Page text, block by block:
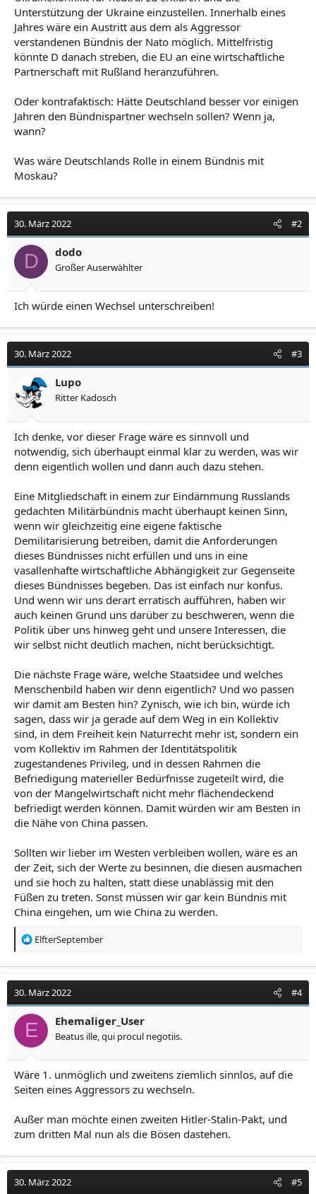
Unterstützung der Ukraine einzustellen. Innerhalb eines
Jahres wäre ein Austritt aus dem als Aggressor
verstandenen Bündnis der Nato möglich. Mittelfristig
könnte D danach streben, die EU an eine wirtschaftliche
Partnerschaft mit Rußland heranzuführen.
Oder kontrafaktisch: Hätte Deutschland besser vor einigen
Jahren den Bündnispartner wechseln sollen? Wenn ja,
wann?
Was wäre Deutschlands Rolle in einem Bündnis mit
Moskau?
30. März 2022 #2
D dodo
Großer Auserwählter
Ich würde einen Wechsel unterschreiben!
30. März 2022 #3
Lupo
Ritter Kadosch
Ich denke, vor dieser Frage wäre es sinnvoll und
notwendig, sich überhaupt einmal klar zu werden, was wir
denn eigentlich wollen und dann auch dazu stehen.
Eine Mitgliedschaft in einem zur Eindämmung Russlands
gedachten Militärbündnis macht überhaupt keinen Sinn,
wenn wir gleichzeitig eine eigene faktische
Demilitarisierung betreiben, damit die Anforderungen
dieses Bündnisses nicht erfüllen und uns in eine
vasallenhafte wirtschaftliche Abhängigkeit zur Gegenseite
dieses Bündnisses begeben. Das ist einfach nur konfus.
Und wenn wir uns derart erratisch aufführen, haben wir
auch keinen Grund uns darüber zu beschweren, wenn die
Politik über uns hinweg geht und unsere Interessen, die
wir selbst nicht deutlich machen, nicht berücksichtigt.
Die nächste Frage wäre, welche Staatsidee und welches
Menschenbild haben wir denn eigentlich? Und wo passen
wir damit am Besten hin? Zynisch, wie ich bin, würde ich
sagen, dass wir ja gerade auf dem Weg in ein Kollektiv
sind, in dem Freiheit kein Naturrecht mehr ist, sondern ein
vom Kollektiv im Rahmen der Identitätspolitik
zugestandenes Privileg, und in dessen Rahmen die
Befriedigung materieller Bedürfnisse zugeteilt wird, die
von der Mangelwirtschaft nicht mehr flächendeckend
befriedigt werden können. Damit würden wir am Besten in
die Nähe von China passen.
Sollten wir lieber im Westen verbleiben wollen, wäre es an
der Zeit, sich der Werte zu besinnen, die diesen ausmachen
und sie hoch zu halten, statt diese unablässig mit den
Füßen zu treten. Sonst müssen wir gar kein Bündnis mit
China eingehen, um wie China zu werden.
R
a
t
i
o
n
e
ElfterSeptember
30. März 2022 #4
E Ehemaliger_User
Beatus ille, qui procul negotiis.
Wäre 1. unmöglich und zweitens ziemlich sinnlos, auf die
Seiten eines Aggressors zu wechseln.
Außer man möchte einen zweiten Hitler-Stalin-Pakt, und
zum dritten Mal nun als die Bösen dastehen.
30. März 2022 #5